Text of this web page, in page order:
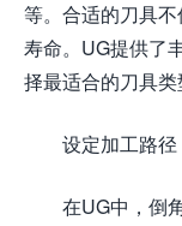
等。合适的刀具
寿命。UG提供了
择最适合的刀具类
设定加工路径
在UG中，倒